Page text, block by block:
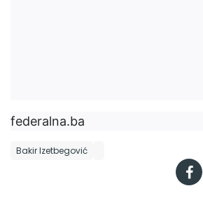
federalna.ba
Bakir Izetbegović